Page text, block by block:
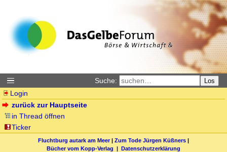
Suche: Los
Login
zurück zur Hauptseite
in Thread öffnen
Ticker
Fluchtburg autark am Meer| Zum Tode Jürgen Küßners |
Bücher vom Kopp-Verlag | Datenschutzerklärung